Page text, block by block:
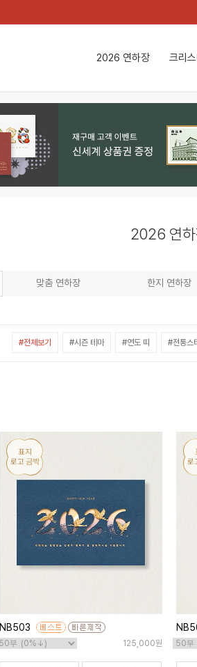
2026 연하장 크리
2026 연
맞춤 연하장 한지 연하장
#전체보기 #시즌 테마 #연도 띠 #전통스
NB503
125,000원